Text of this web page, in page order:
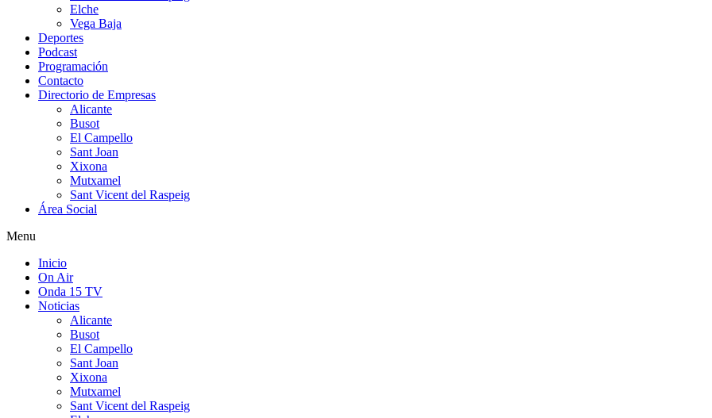
Elche
Vega Baja
Deportes
Podcast
Programación
Contacto
Directorio de Empresas
Alicante
Busot
El Campello
Sant Joan
Xixona
Mutxamel
Sant Vicent del Raspeig
Área Social
Menu
Inicio
On Air
Onda 15 TV
Noticias
Alicante
Busot
El Campello
Sant Joan
Xixona
Mutxamel
Sant Vicent del Raspeig